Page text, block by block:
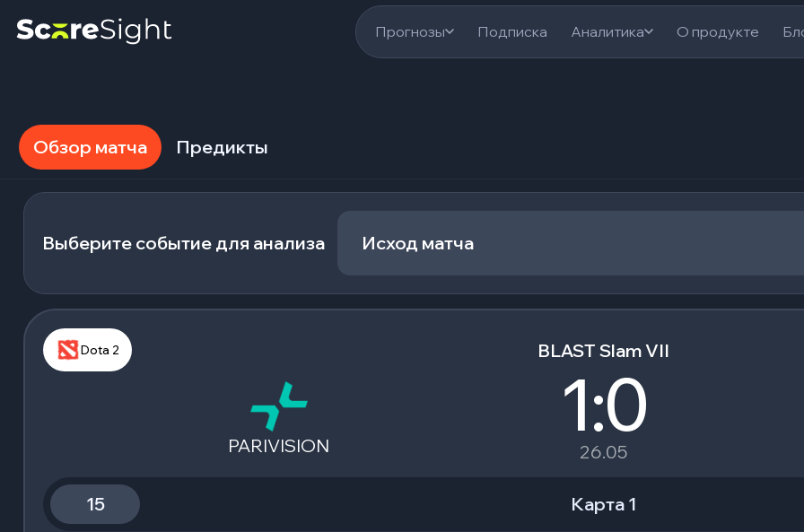
Прогнозы Подписка Аналитика О продукте
Обзор матча Предикты
Выберите событие для анализа Исход матча
Dota 2 BLAST Slam VII
PARIVISION 1:0
26.05
15 Карта 1